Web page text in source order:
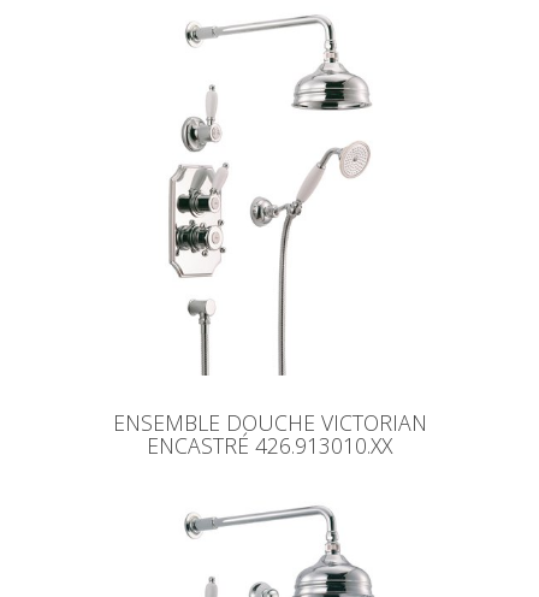
ENSEMBLE DOUCHE VICTORIAN
ENCASTRÉ 426.913010.XX